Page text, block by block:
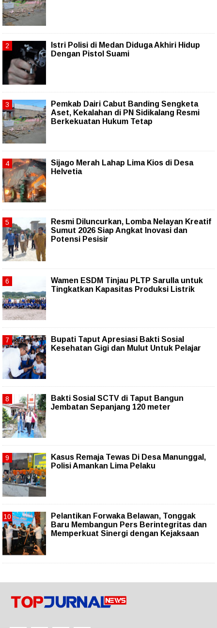
Istri Polisi di Medan Diduga Akhiri Hidup
Dengan Pistol Suami
Pemkab Dairi Cabut Banding Sengketa
Aset, Kekalahan di PN Sidikalang Resmi
Berkekuatan Hukum Tetap
Sijago Merah Lahap Lima Kios di Desa
Helvetia
Resmi Diluncurkan, Lomba Nelayan Kreatif
Sumut 2026 Siap Angkat Inovasi dan
Potensi Pesisir
Wamen ESDM Tinjau PLTP Sarulla untuk
Tingkatkan Kapasitas Produksi Listrik
Bupati Taput Apresiasi Bakti Sosial
Kesehatan Gigi dan Mulut Untuk Pelajar
Bakti Sosial SCTV di Taput Bangun
Jembatan Sepanjang 120 meter
Kasus Remaja Tewas Di Desa Manunggal,
Polisi Amankan Lima Pelaku
Pelantikan Forwaka Belawan, Tonggak
Baru Membangun Pers Berintegritas dan
Memperkuat Sinergi dengan Kejaksaan